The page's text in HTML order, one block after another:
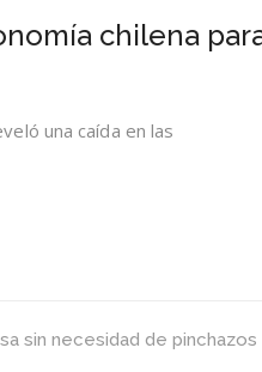
chilena
una caída en las
sin necesidad de pinchazos